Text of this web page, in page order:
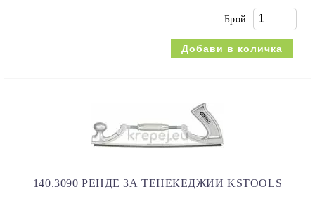
Брой:
140.3090 РЕНДЕ ЗА ТЕНЕКЕДЖИИ KSTOOLS